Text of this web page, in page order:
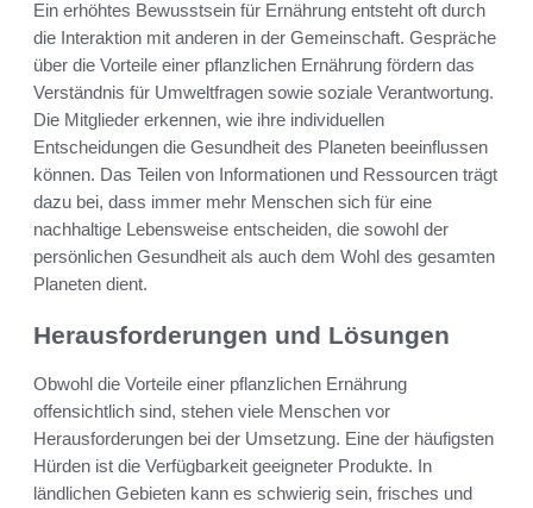
Ein erhöhtes Bewusstsein für Ernährung entsteht oft durch
die Interaktion mit anderen in der Gemeinschaft. Gespräche
über die Vorteile einer pflanzlichen Ernährung fördern das
Verständnis für Umweltfragen sowie soziale Verantwortung.
Die Mitglieder erkennen, wie ihre individuellen
Entscheidungen die Gesundheit des Planeten beeinflussen
können. Das Teilen von Informationen und Ressourcen trägt
dazu bei, dass immer mehr Menschen sich für eine
nachhaltige Lebensweise entscheiden, die sowohl der
persönlichen Gesundheit als auch dem Wohl des gesamten
Planeten dient.
Herausforderungen und Lösungen
Obwohl die Vorteile einer pflanzlichen Ernährung
offensichtlich sind, stehen viele Menschen vor
Herausforderungen bei der Umsetzung. Eine der häufigsten
Hürden ist die Verfügbarkeit geeigneter Produkte. In
ländlichen Gebieten kann es schwierig sein, frisches und